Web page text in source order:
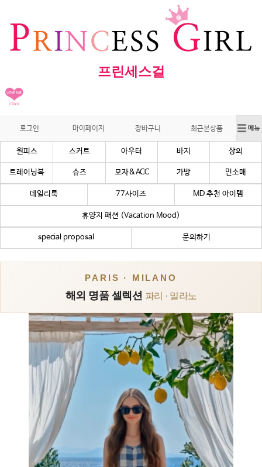
프린세스걸
로그인 마이페이지 장바구니 최근본상품
원피스 스커트 아우터 바지 상의
트레이닝복 슈즈 모자&ACC 가방 민소매
데일리룩 77사이즈 MD 추천 아이템
휴양지 패션 (Vacation Mood)
special proposal 문의하기
PARIS · MILANO
해외 명품 셀렉션 파리 · 밀라노